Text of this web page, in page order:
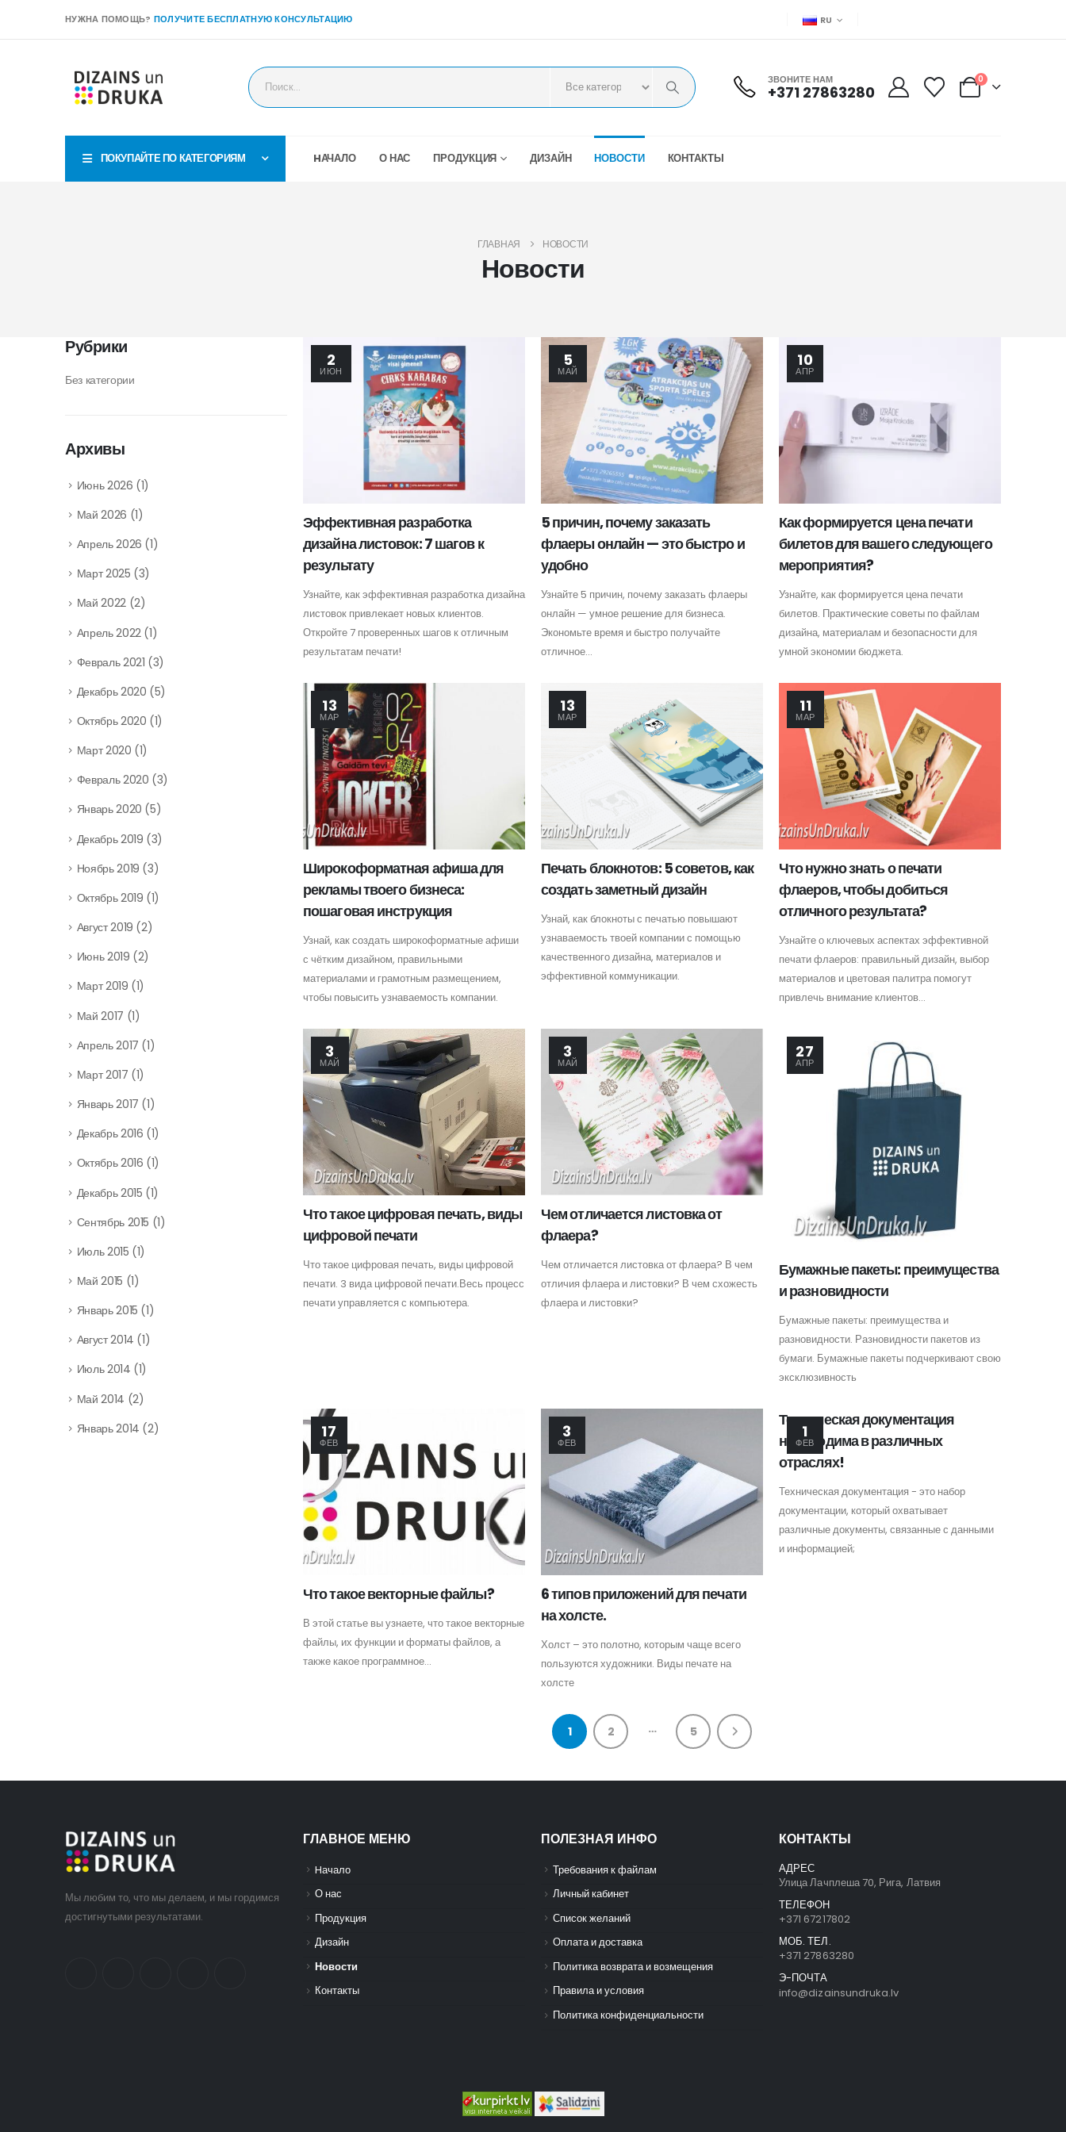
НУЖНА ПОМОЩЬ? ПОЛУЧИТЕ БЕСПЛАТНУЮ КОНСУЛЬТАЦИЮ RU
ЗВОНИТЕ НАМ
+371 27863280
0
ПОКУПАЙТЕ ПО КАТЕГОРИЯМ HАЧАЛО О НАС ПРОДУКЦИЯ ДИЗАЙН НОВОСТИ КОНТАКТЫ
ГЛАВНАЯ НОВОСТИ
Новости
2
ИЮН
Эффективная разработка
дизайна листовок: 7 шагов к
результату
Узнайте, как эффективная разработка дизайна
листовок привлекает новых клиентов.
Откройте 7 проверенных шагов к отличным
результатам печати!
5
МАЙ
5 причин, почему заказать
флаеры онлайн — это быстро и
удобно
Узнайте 5 причин, почему заказать флаеры
онлайн — умное решение для бизнеса.
Экономьте время и быстро получайте
отличное...
10
АПР
Как формируется цена печати
билетов для вашего следующего
мероприятия?
Узнайте, как формируется цена печати
билетов. Практические советы по файлам
дизайна, материалам и безопасности для
умной экономии бюджета.
13
МАР
Широкоформатная афиша для
рекламы твоего бизнеса:
пошаговая инструкция
Узнай, как создать широкоформатные афиши
с чётким дизайном, правильными
материалами и грамотным размещением,
чтобы повысить узнаваемость компании.
13
МАР
Печать блокнотов: 5 советов, как
создать заметный дизайн
Узнай, как блокноты с печатью повышают
узнаваемость твоей компании с помощью
качественного дизайна, материалов и
эффективной коммуникации.
11
МАР
Что нужно знать о печати
флаеров, чтобы добиться
отличного результата?
Узнайте о ключевых аспектах эффективной
печати флаеров: правильный дизайн, выбор
материалов и цветовая палитра помогут
привлечь внимание клиентов...
3
МАЙ
Что такое цифровая печать, виды
цифровой печати
Что такое цифровая печать, виды цифровой
печати. 3 вида цифровой печати.Весь процесс
печати управляется с компьютера.
3
МАЙ
Чем отличается листовка от
флаера?
Чем отличается листовка от флаера? В чем
отличия флаера и листовки? В чем схожесть
флаера и листовки?
27
АПР
Бумажные пакеты: преимущества
и разновидности
Бумажные пакеты: преимущества и
разновидности. Разновидности пакетов из
бумаги. Бумажные пакеты подчеркивают свою
эксклюзивность
17
ФЕВ
Что такое векторные файлы?
В этой статье вы узнаете, что такое векторные
файлы, их функции и форматы файлов, а
также какое программное...
3
ФЕВ
6 типов приложений для печати
на холсте.
Холст – это полотно, которым чаще всего
пользуются художники. Виды печате на
холсте
1
ФЕВ
Техническая документация
необходима в различных
отраслях!
Техническая документация - это набор
документации, который охватывает
различные документы, связанные с данными
и информацией;
1 2 … 5
Рубрики
Без категории
Архивы
Июнь 2026 (1)
Май 2026 (1)
Апрель 2026 (1)
Март 2025 (3)
Май 2022(2)
Апрель 2022(1)
Февраль 2021 (3)
Декабрь 2020 (5)
Октябрь 2020 (1)
Март 2020 (1)
Февраль 2020 (3)
Январь 2020 (5)
Декабрь 2019 (3)
Ноябрь 2019 (3)
Октябрь 2019 (1)
Август 2019 (2)
Июнь 2019 (2)
Март 2019 (1)
Май 2017 (1)
Апрель 2017 (1)
Март 2017 (1)
Январь 2017 (1)
Декабрь 2016 (1)
Октябрь 2016 (1)
Декабрь 2015 (1)
Сентябрь 2015 (1)
Июль 2015 (1)
Май 2015 (1)
Январь 2015 (1)
Август 2014 (1)
Июль 2014 (1)
Май 2014 (2)
Январь 2014 (2)
Мы любим то, что мы делаем, и мы гордимся
достигнутыми результатами.
ГЛАВНОЕ МЕНЮ
Hачало
О нас
Продукция
Дизайн
Новости
Контакты
ПОЛЕЗНАЯ ИНФО
Требования к файлам
Личный кабинет
Список желаний
Оплата и доставка
Политика возврата и возмещения
Правила и условия
Политика конфиденциальности
КОНТАКТЫ
АДРЕС
Улица Лачплеша 70, Рига, Латвия
ТЕЛЕФОН
+371 67217802
МОБ. ТЕЛ.
+371 27863280
Э-ПОЧТА
info@dizainsundruka.lv